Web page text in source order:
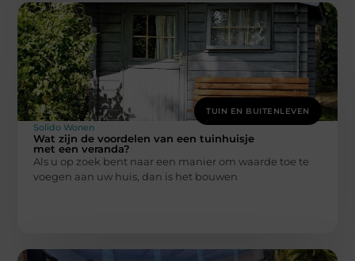
TUIN EN BUITENLEVEN
Solido Wonen
Wat zijn de voordelen van een tuinhuisje
met een veranda?
Als u op zoek bent naar een manier om waarde toe te
voegen aan uw huis, dan is het bouwen